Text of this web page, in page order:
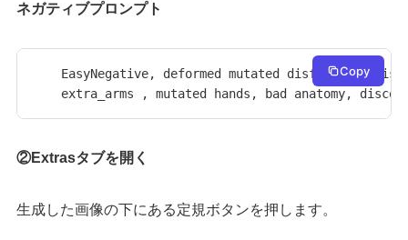
ネガティブプロンプト
EasyNegative, deformed mutated disfigured,
extra_arms , mutated hands, bad anatomy,
Copy
②Extrasタブを開く
生成した画像の下にある定規ボタンを押します。